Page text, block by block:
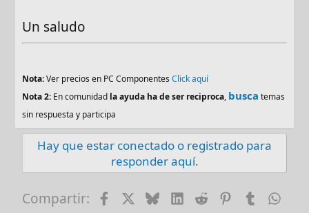
Un saludo
Nota:Ver precios en PC ComponentesClick aquí
Nota 2: En comunidad la ayuda ha de ser reciproca, busca temas
sin respuesta y participa
Hay que estar conectado o registrado para
responder aquí.
Compartir: FacebookBlueskyLinkedIn
RedditPinterest
Tumblr